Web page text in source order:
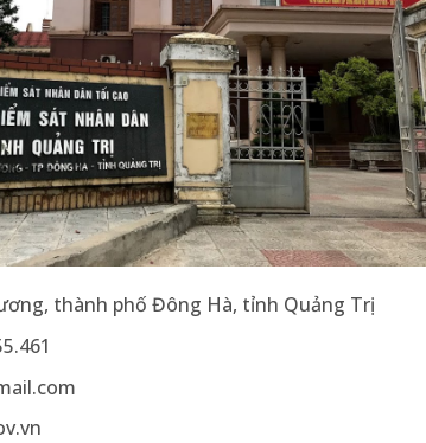
thành phố Đông Hà, tỉnh Quảng Trị